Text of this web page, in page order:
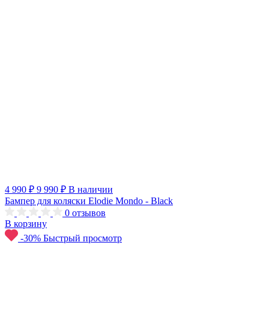
4 990 ₽ 9 990 ₽ В наличии
Бампер для коляски Elodie Mondo - Black
0 отзывов
В корзину
-30% Быстрый просмотр